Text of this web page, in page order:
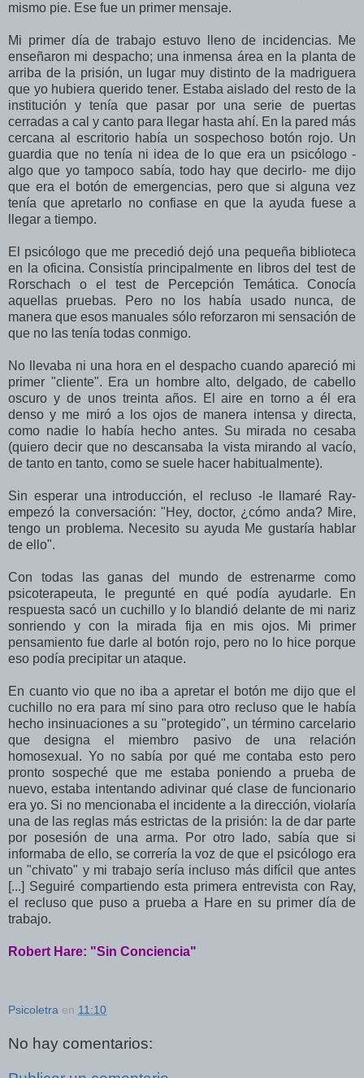
mismo pie. Ese fue un primer mensaje.
Mi primer día de trabajo estuvo lleno de incidencias. Me
enseñaron mi despacho; una inmensa área en la planta de
arriba de la prisión, un lugar muy distinto de la madriguera
que yo hubiera querido tener. Estaba aislado del resto de la
institución y tenía que pasar por una serie de puertas
cerradas a cal y canto para llegar hasta ahí. En la pared más
cercana al escritorio había un sospechoso botón rojo. Un
guardia que no tenía ni idea de lo que era un psicólogo -
algo que yo tampoco sabía, todo hay que decirlo- me dijo
que era el botón de emergencias, pero que si alguna vez
tenía que apretarlo no confiase en que la ayuda fuese a
llegar a tiempo.
El psicólogo que me precedió dejó una pequeña biblioteca
en la oficina. Consistía principalmente en libros del test de
Rorschach o el test de Percepción Temática. Conocía
aquellas pruebas. Pero no los había usado nunca, de
manera que esos manuales sólo reforzaron mi sensación de
que no las tenía todas conmigo.
No llevaba ni una hora en el despacho cuando apareció mi
primer "cliente". Era un hombre alto, delgado, de cabello
oscuro y de unos treinta años. El aire en torno a él era
denso y me miró a los ojos de manera intensa y directa,
como nadie lo había hecho antes. Su mirada no cesaba
(quiero decir que no descansaba la vista mirando al vacío,
de tanto en tanto, como se suele hacer habitualmente).
Sin esperar una introducción, el recluso -le llamaré Ray-
empezó la conversación: "Hey, doctor, ¿cómo anda? Mire,
tengo un problema. Necesito su ayuda Me gustaría hablar
de ello".
Con todas las ganas del mundo de estrenarme como
psicoterapeuta, le pregunté en qué podía ayudarle. En
respuesta sacó un cuchillo y lo blandió delante de mi nariz
sonriendo y con la mirada fija en mis ojos. Mi primer
pensamiento fue darle al botón rojo, pero no lo hice porque
eso podía precipitar un ataque.
En cuanto vio que no iba a apretar el botón me dijo que el
cuchillo no era para mí sino para otro recluso que le había
hecho insinuaciones a su "protegido", un término carcelario
que designa el miembro pasivo de una relación
homosexual. Yo no sabía por qué me contaba esto pero
pronto sospeché que me estaba poniendo a prueba de
nuevo, estaba intentando adivinar qué clase de funcionario
era yo. Si no mencionaba el incidente a la dirección, violaría
una de las reglas más estrictas de la prisión: la de dar parte
por posesión de una arma. Por otro lado, sabía que si
informaba de ello, se correría la voz de que el psicólogo era
un "chivato" y mi trabajo sería incluso más difícil que antes
[...] Seguiré compartiendo esta primera entrevista con Ray,
el recluso que puso a prueba a Hare en su primer día de
trabajo.
Robert Hare: "Sin Conciencia"
Psicoletra en 11:10
No hay comentarios: